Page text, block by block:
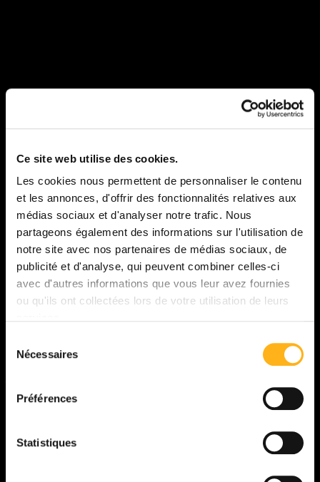
Ce site web utilise des cookies.
Les cookies nous permettent de personnaliser le contenu
et les annonces, d'offrir des fonctionnalités relatives aux
médias sociaux et d'analyser notre trafic. Nous
partageons également des informations sur l'utilisation de
notre site avec nos partenaires de médias sociaux, de
publicité et d'analyse, qui peuvent combiner celles-ci
avec d'autres informations que vous leur avez fournies
ou qu'ils ont collectées lors de votre utilisation de leurs
Nécessaires
Préférences
Statistiques
L’ESCAPADE PARFAITE POUR VOTRE